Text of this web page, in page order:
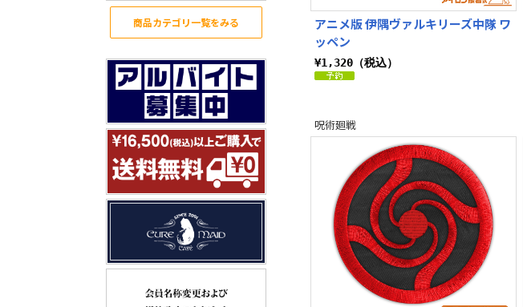
商品カテゴリ一覧をみる
アニメ版 伊隅ヴァルキリーズ中隊 ワ
ッペン
¥1,320（税込）
呪術廻戦